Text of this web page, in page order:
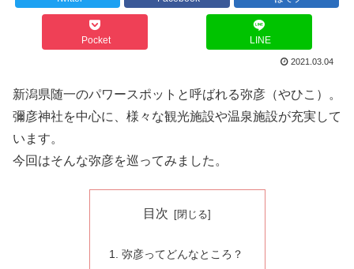
Pocket LINE
2021.03.04
新潟県随一のパワースポットと呼ばれる弥彦（やひこ）。
彌彦神社を中心に、様々な観光施設や温泉施設が充実して
います。
今回はそんな弥彦を巡ってみました。
目次
弥彦ってどんなところ？